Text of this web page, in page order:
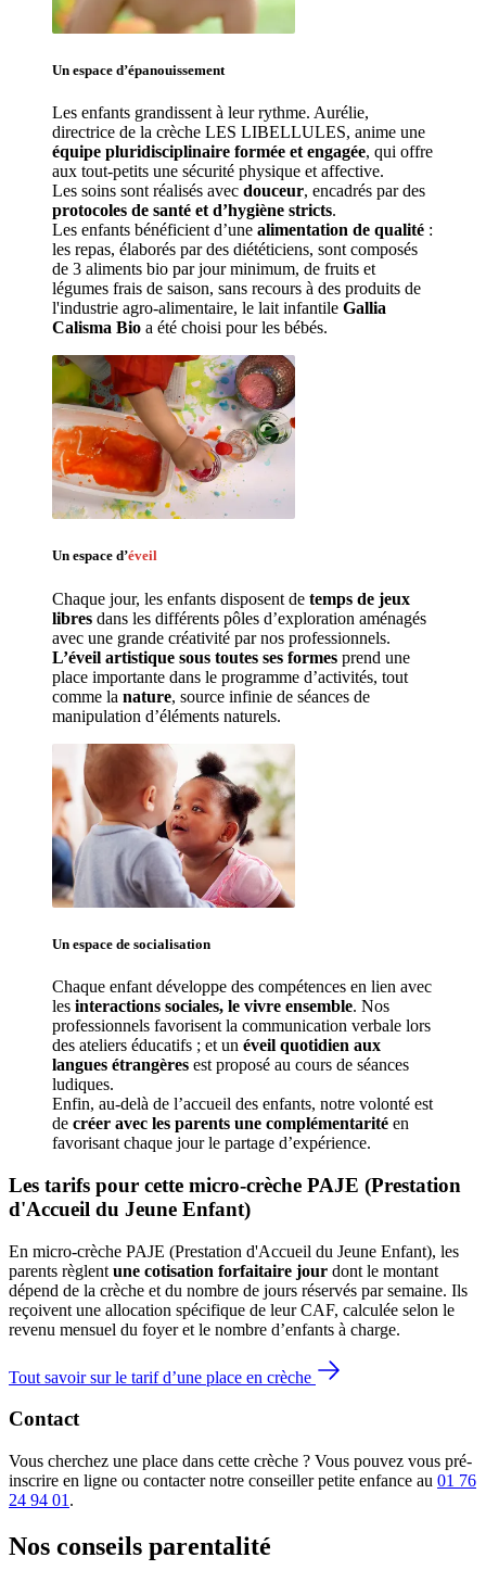
Un espace d’épanouissement
Les enfants grandissent à leur rythme. Aurélie,
équipe pluridisciplinaire formée et engagée, qui offre
aux tout-petits une sécurité physique et affective.
Les soins sont réalisés avec douceur
protocoles de santé et d’hygiène stricts.
Les enfants bénéficient d’une alimentation de qualité :
les repas, élaborés par des diététiciens, sont composés
de 3 aliments bio par jour minimum, de fruits et
légumes frais de saison, sans recours à des produits de
l'industrie agro-alimentaire, le lait infantile Gallia
Calisma Bio a été choisi pour les bébés.
Un espace d’éveil
Chaque jour, les enfants disposent de temps de jeux
libres dans les différents pôles d’exploration aménagés
L’éveil artistique sous toutes ses formes prend une
place importante dans le programme d’activités, tout
comme la nature, source infinie de séances de
manipulation d’éléments naturels.
Un espace de socialisation
Chaque enfant développe des compétences en lien avec
les interactions sociales, le vivre ensemble. Nos
professionnels favorisent la communication verbale lors
des ateliers éducatifs ; et un éveil quotidien aux
langues étrangères est proposé au cours de séances
ludiques.
Enfin, au-delà de l’accueil des enfants, notre volonté est
de créer avec les parents une complémentarité en
favorisant chaque jour le partage d’expérience.
Les tarifs pour cette micro-crèche PAJE (Prestation
d'Accueil du Jeune Enfant)
En micro-crèche PAJE (Prestation d'Accueil du Jeune Enfant), les
parents règlent une cotisation forfaitaire jour dont le montant
dépend de la crèche et du nombre de jours réservés par semaine. Ils
reçoivent une allocation spécifique de leur CAF, calculée selon le
revenu mensuel du foyer et le nombre d’enfants à charge.
Tout savoir sur le tarif d’une place en crèche
Contact
Vous cherchez une place dans cette crèche ? Vous pouvez vous pré-
inscrire en ligne ou contacter notre conseiller petite enfance au 01 76
24 94 01 .
Nos conseils parentalité